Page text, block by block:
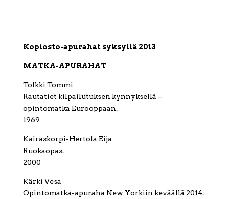
Kopiosto-apurahat syksyllä 2013
MATKA-APURAHAT
Tolkki Tommi
Rautatiet kilpailutuksen kynnyksellä –
opintomatka Eurooppaan.
1969
Kairaskorpi-Hertola Eija
Ruokaopas.
2000
Kärki Vesa
Opintomatka-apuraha New Yorkiin keväällä 2014.